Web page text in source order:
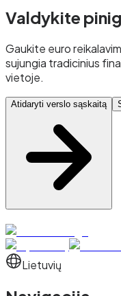
Valdykite
Gaukite euro
sujungia tradicinius
vietoje.
Atidaryti verslo sąskaitą
Lietuvių